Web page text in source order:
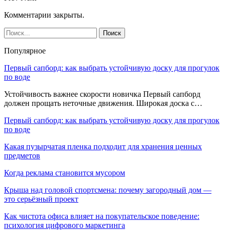
Комментарии закрыты.
Популярное
Первый сапборд: как выбрать устойчивую доску для прогулок
по воде
Устойчивость важнее скорости новичка Первый сапборд
должен прощать неточные движения. Широкая доска с…
Первый сапборд: как выбрать устойчивую доску для прогулок
по воде
Какая пузырчатая пленка подходит для хранения ценных
предметов
Когда реклама становится мусором
Крыша над головой спортсмена: почему загородный дом —
это серьёзный проект
Как чистота офиса влияет на покупательское поведение:
психология цифрового маркетинга